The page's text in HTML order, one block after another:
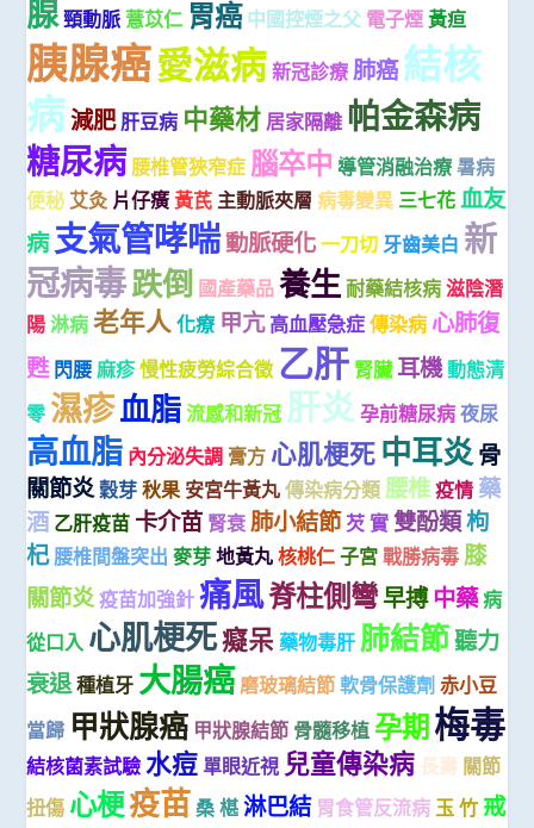
腺頸動脈 薏苡仁 胃癌 中國控煙之父 電子煙 黃疸
胰腺癌愛滋病 新冠診療 肺癌結核
病減肥 肝豆病 中藥材 居家隔離 帕金森病
糖尿病 腰椎管狹窄症 腦卒中 導管消融治療 暑病
便秘 艾灸 片仔癀 黃芪 主動脈夾層 病毒變異 三七花 血友
病支氣管哮喘動脈硬化 一刀切 牙齒美白 新
冠病毒跌倒 國產藥品 養生 耐藥結核病 滋陰潛
陽 淋病 老年人 化療 甲亢 高血壓急症 傳染病 心肺復
甦 閃腰 麻疹慢性疲勞綜合徵 乙肝 腎臟 耳機動態清
零 濕疹血脂 流感和新冠 肝炎 孕前糖尿病 夜尿
高血脂 內分泌失調 膏方 心肌梗死 中耳炎骨
關節炎穀芽 秋果 安宮牛黃丸 傳染病分類 腰椎 疫情 藥
酒 乙肝疫苗 卡介苗 腎衰 肺小結節 芡 實 雙酚類枸
杞 腰椎間盤突出 麥芽 地黃丸 核桃仁 子宮 戰勝病毒 膝
關節炎疫苗加強針 痛風脊柱側彎早搏中藥病
從口入 心肌梗死癡呆 藥物毒肝 肺結節聽力
衰退種植牙 大腸癌磨玻璃結節 軟骨保護劑 赤小豆
當歸 甲狀腺癌 甲狀腺結節 骨髓移植 孕期梅毒
結核菌素試驗 水痘 單眼近視 兒童傳染病 長壽 關節
扭傷 心梗疫苗 桑 椹 淋巴結 胃食管反流病 玉 竹 戒